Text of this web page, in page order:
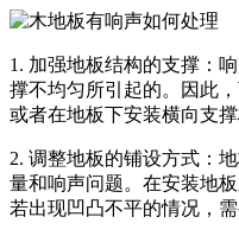
1. 加强地板结构的支撑：
撑不均匀所引起的。因此
或者在地板下安装横向支
2. 调整地板的铺设方式：
量和响声问题。在安装地
若出现凹凸不平的情况，